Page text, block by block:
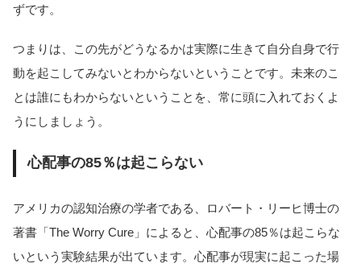
ずです。
つまりは、この先がどうなるかは実際に生きて自分自身で行
動を起こしてみないとわからないということです。未来のこ
とは誰にもわからないということを、常に頭に入れておくよ
うにしましょう。
心配事の85％は起こらない
アメリカの認知治療の学者である、ロバート・リーヒ博士の
著書「The Worry Cure」によると、心配事の85％は起こらな
いという実験結果が出ています。心配事が現実に起こった場